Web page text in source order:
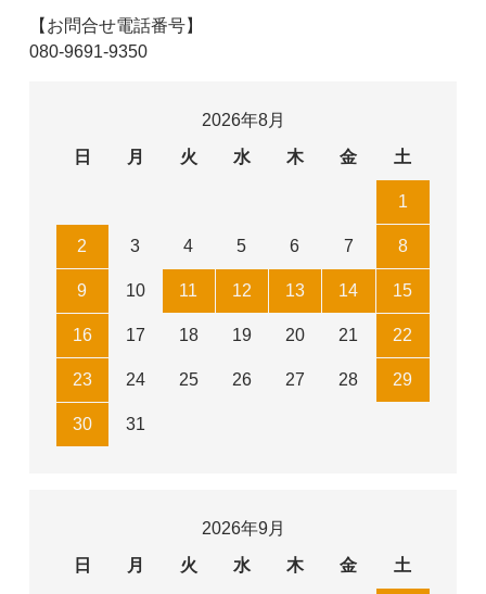
【お問合せ電話番号】
080-9691-9350
2026年8月
日
月 火 水 木 金 土
1
2 3 4 5 6 7 8
9 10 11 12 13 14 15
16 17 18 19 20 21 22
23 24 25 26 27 28 29
30 31
2026年9月
日
月 火 水 木 金 土